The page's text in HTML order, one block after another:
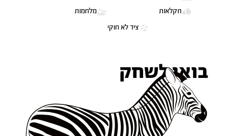
חקלאות
מלחמות
ציד לא חוקי
בואו לשחק